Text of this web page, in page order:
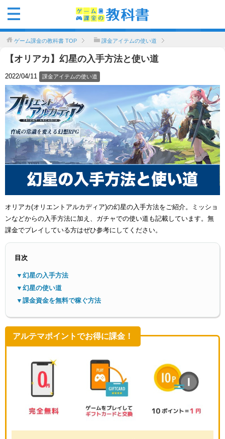
ゲーム課金の教科書 TOP 課金アイテムの使い道
【オリアカ】幻星の入手方法と使い道
2022/04/11 課金アイテムの使い道
オリアカ(オリエントアルカディア)の幻星の入手方法をご紹介。ミッショ
ンなどからの入手方法に加え、ガチャでの使い道も記載しています。無
課金でプレイしている方はぜひ参考にしてください。
目次
▼幻星の入手方法
▼幻星の使い道
▼課金資金を無料で稼ぐ方法
アルテマポイントでお得に課金！